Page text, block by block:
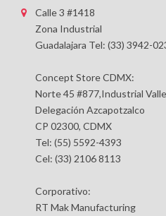
Calle 3 #1418
Zona Industrial
Guadalajara Tel: (33) 3942-
Concept Store CDMX:
Norte 45 #877,Industrial
Delegación Azcapotzalco
CP 02300, CDMX
Tel: (55) 5592-4393
Cel: (33) 2106 8113
Corporativo:
RT Mak Manufacturing